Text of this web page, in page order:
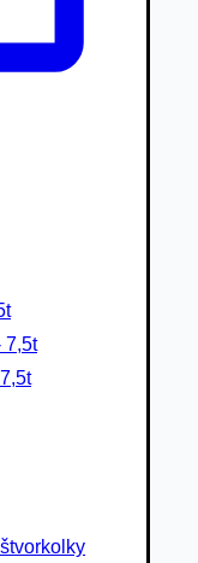
7,5t